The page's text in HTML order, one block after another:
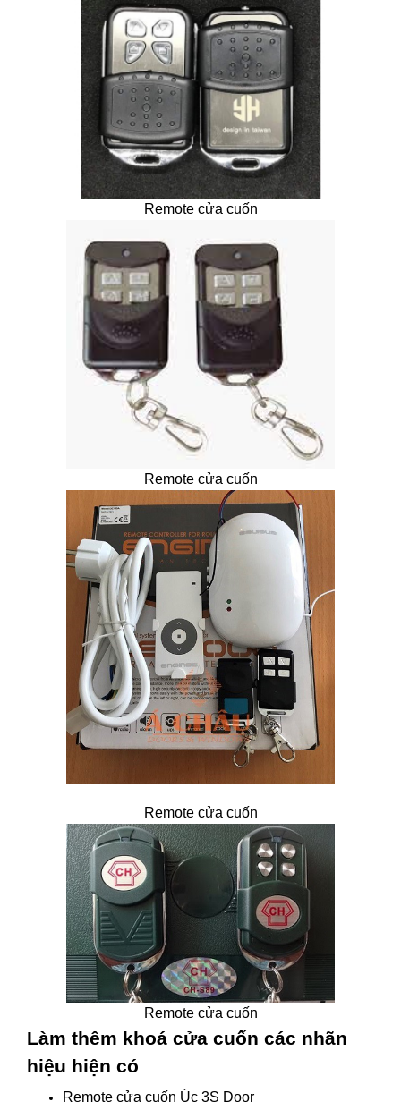
Remote cửa cuốn
Remote cửa cuốn
Remote cửa cuốn
Remote cửa cuốn
Làm thêm khoá cửa cuốn các nhãn
hiệu hiện có
Remote cửa cuốn Úc 3S Door